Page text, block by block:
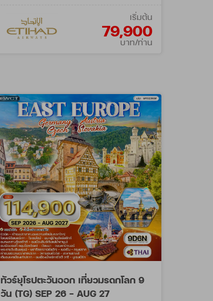
เริ่มต้น
79,900
บาท/ท่าน
ทัวร์ยุโรปตะวันออก เที่ยวมรดกโลก 9
วัน (TG) SEP 26 - AUG 27